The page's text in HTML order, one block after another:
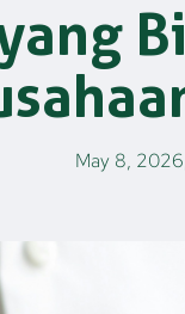
May 8, 2026